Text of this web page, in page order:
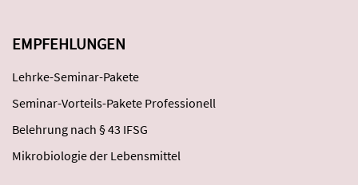
EMPFEHLUNGEN
Lehrke-Seminar-Pakete
Seminar-Vorteils-Pakete Professionell
Belehrung nach § 43 IFSG
Mikrobiologie der Lebensmittel